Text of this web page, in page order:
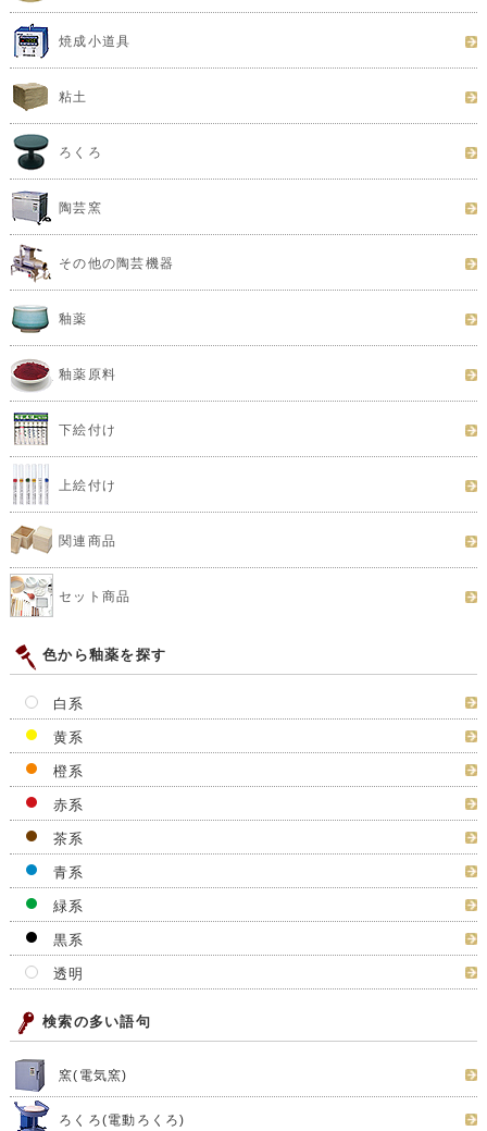
焼成小道具
粘土
ろくろ
陶芸窯
その他の陶芸機器
釉薬
釉薬原料
下絵付け
上絵付け
関連商品
セット商品
色から釉薬を探す
白系
黄系
橙系
赤系
茶系
青系
緑系
黒系
透明
検索の多い語句
窯(電気窯)
ろくろ(電動ろくろ)